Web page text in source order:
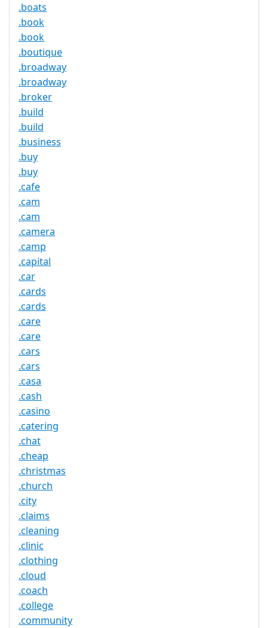
.boats
.book
.book
.boutique
.broadway
.broadway
.broker
.build
.build
.business
.buy
.buy
.cafe
.cam
.cam
.camera
.camp
.capital
.car
.cards
.cards
.care
.care
.cars
.cars
.casa
.cash
.casino
.catering
.chat
.cheap
.christmas
.church
.city
.claims
.cleaning
.clinic
.clothing
.cloud
.coach
.college
.community